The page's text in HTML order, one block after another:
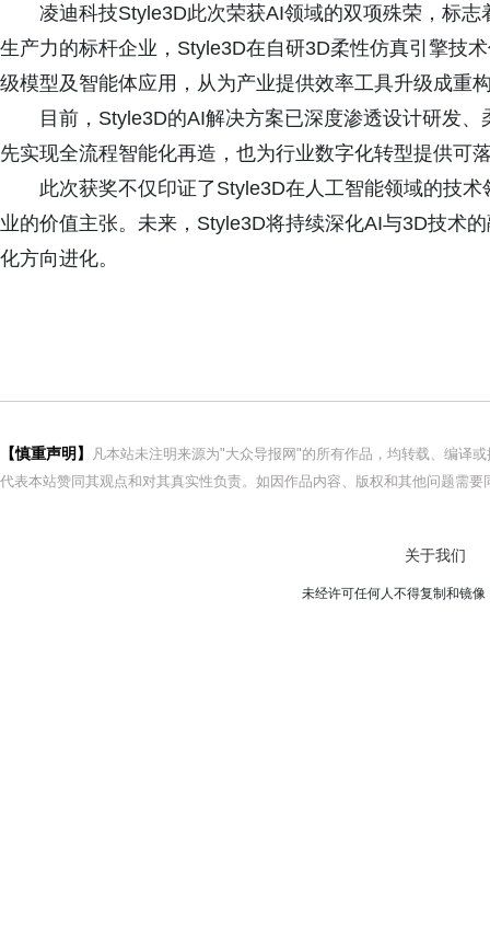
凌迪科技Style3D此次荣获AI领域的双项殊荣，标
生产力的标杆企业，Style3D在自研3D柔性仿真引擎技
级模型及智能体应用，从为产业提供效率工具升级成重
目前，Style3D的AI解决方案已深度渗透设计研发
先实现全流程智能化再造，也为行业数字化转型提供可
此次获奖不仅印证了Style3D在人工智能领域的技
业的价值主张。未来，Style3D将持续深化AI与3D技术
化方向进化。
【慎重声明】
凡本站未注明来源为"大众导报网"的所有作品，均转载、编译
代表本站赞同其观点和对其真实性负责。如因作品内容、版权和其他问题需
关于我们
未经许可任何人不得复制和镜